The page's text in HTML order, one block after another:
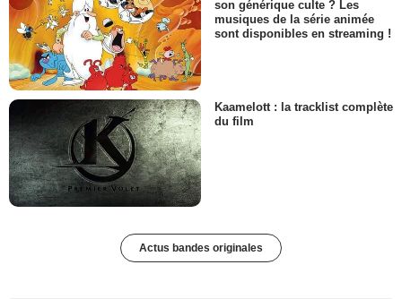
son générique culte ? Les
musiques de la série animée
sont disponibles en streaming !
Kaamelott : la tracklist complète
du film
Actus bandes originales